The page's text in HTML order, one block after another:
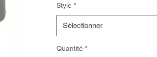
Style *
Sélectionner
Quantité *